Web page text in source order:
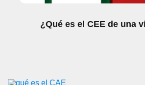
¿Qué es el CEE de una